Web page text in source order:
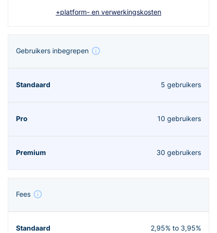
+platform- en verwerkingskosten
Gebruikers inbegrepen
5 gebruikers
10 gebruikers
30 gebruikers
Fees
2,95% to 3,95%